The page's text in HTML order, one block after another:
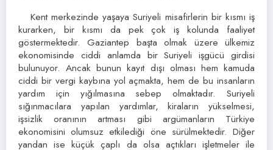
Kent merkezinde yaşaya Suriyeli misafirlerin bir kısmı iş
kurarken, bir kısmı da pek çok iş kolunda faaliyet
göstermektedir. Gaziantep başta olmak üzere ülkemiz
ekonomisinde ciddi anlamda bir Suriyeli işgücü girdisi
bulunuyor. Ancak bunun kayıt dışı olması hem kamuda
ciddi bir vergi kaybına yol açmakta, hem de bu insanların
yardım için yığılmasına sebep olmaktadır. Suriyeli
sığınmacılara yapılan yardımlar, kiraların yükselmesi,
işsizlik oranının artması gibi argümanların Türkiye
ekonomisini olumsuz etkilediği öne sürülmektedir. Diğer
yandan ise küçük çaplı da olsa açtıkları işletmeler ile